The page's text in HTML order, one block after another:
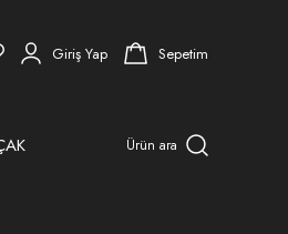
Giriş Yap Sepetim
Ürün ara